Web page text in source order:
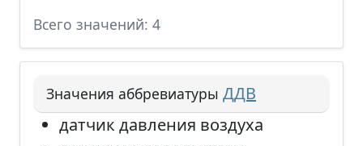
Всего значений: 4
Значения аббревиатуры ДДВ
датчик давления воздуха